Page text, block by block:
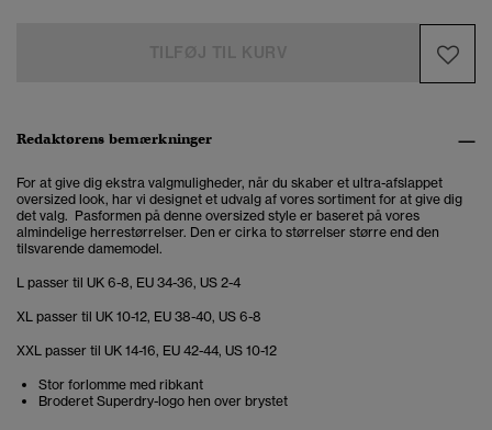
Redaktørens bemærkninger
For at give dig ekstra valgmuligheder, når du skaber et ultra-afslappet
oversized look, har vi designet et udvalg af vores sortiment for at give dig
det valg. Pasformen på denne oversized style er baseret på vores
almindelige herrestørrelser. Den er cirka to størrelser større end den
tilsvarende damemodel.
L passer til UK 6-8, EU 34-36, US 2-4
XL passer til UK 10-12, EU 38-40, US 6-8
XXL passer til UK 14-16, EU 42-44, US 10-12
Stor forlomme med ribkant
Broderet Superdry-logo hen over brystet